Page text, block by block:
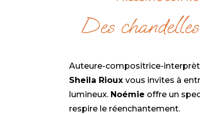
Des
Auteure-compositrice-
Sheila Riouxvous invites à
lumineux. Noémie offre un
respire le réenchantement.